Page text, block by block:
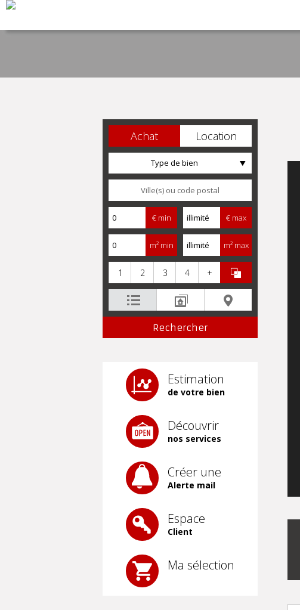
Achat Location
Type de bien
€ min € max
m² min m² max
1 2 3 4 +
Estimation
de votre bien
Découvrir
nos services
Créer une
Alerte mail
Espace
Client
Ma sélection